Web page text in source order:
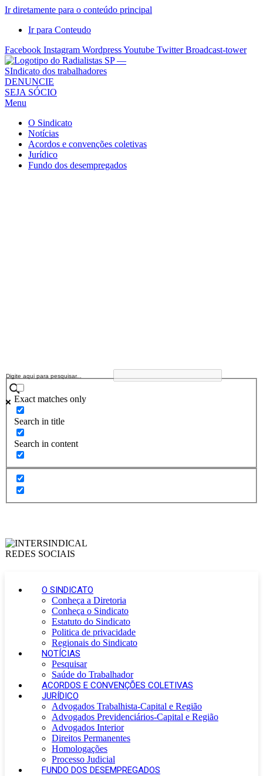
Ir diretamente para o conteúdo principal
Ir para Conteudo
Facebook Instagram WordpressYoutube Twitter Broadcast-tower
Sindicato
dos
Radialistas
São
Paulo
Sindicato
DENUNCIE
SEJA SÓCIO
Menu
O Sindicato
Notícias
Acordos e convenções coletivas
Jurídico
Fundo dos desempregados
Exact matches only
Search in title
Search in content
O SINDICATO
Conheça a Diretoria
Conheça o Sindicato
Estatuto do Sindicato
Politica de privacidade
Regionais do Sindicato
NOTÍCIAS
Pesquisar
Saúde do Trabalhador
ACORDOS E CONVENÇÕES COLETIVAS
JURÍDICO
Advogados Trabalhista-Capital e Região
Advogados Previdenciários-Capital e Região
Advogados Interior
Direitos Permanentes
Homologações
Processo Judicial
FUNDO DOS DESEMPREGADOS